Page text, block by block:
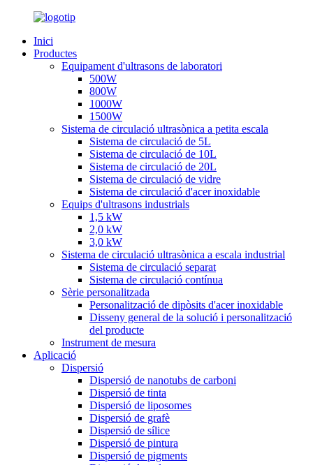
Inici
Productes
Equipament d'ultrasons de laboratori
500W
800W
1000W
1500W
Sistema de circulació ultrasònica a petita escala
Sistema de circulació de 5L
Sistema de circulació de 10L
Sistema de circulació de 20L
Sistema de circulació de vidre
Sistema de circulació d'acer inoxidable
Equips d'ultrasons industrials
1,5 kW
2,0 kW
3,0 kW
Sistema de circulació ultrasònica a escala industrial
Sistema de circulació separat
Sistema de circulació contínua
Sèrie personalitzada
Personalització de dipòsits d'acer inoxidable
Disseny general de la solució i personalització
del producte
Instrument de mesura
Aplicació
Dispersió
Dispersió de nanotubs de carboni
Dispersió de tinta
Dispersió de liposomes
Dispersió de grafè
Dispersió de sílice
Dispersió de pintura
Dispersió de pigments